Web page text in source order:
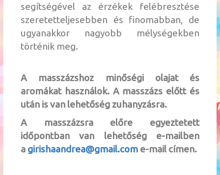
segítségével az érzékek felébresztése
szeretetteljesebben és finomabban, de
ugyanakkor nagyobb mélységekben
történik meg.
A masszázshoz minőségi olajat és
aromákat használok. A masszázs előtt és
után is van lehetőség zuhanyzásra.
A masszázsra előre egyeztetett
időpontban van lehetőség e-mailben
a girishaandrea@gmail.com e-mail címen.